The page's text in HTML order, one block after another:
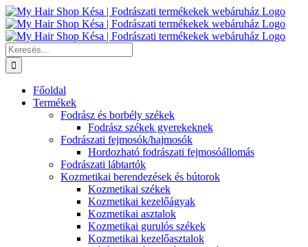
Kihagyás
Keresés...
Főoldal
Termékek
Fodrász és borbély székek
Fodrász székek gyerekeknek
Fodrászati fejmosók/hajmosók
Hordozható fodrászati fejmosóállomás
Fodrászati lábtartók
Kozmetikai berendezések és bútorok
Kozmetikai székek
Kozmetikai kezelőágyak
Kozmetikai asztalok
Kozmetikai gurulós székek
Kozmetikai kezelőasztalok